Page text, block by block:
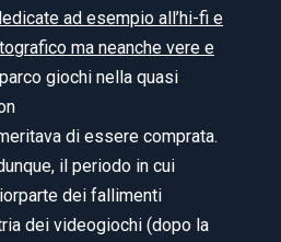
ad esempio all’hi-fi e
ma neanche vere e
giochi nella quasi
di essere comprata.
il periodo in cui
dei fallimenti
dei videogiochi (dopo la